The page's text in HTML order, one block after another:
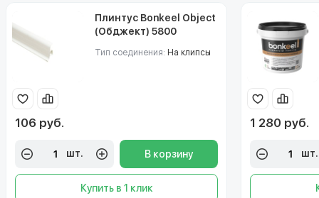
Плинтус Bonkeel Object
(Обджект) 5800
Тип соединения: На клипсы
106 руб.
шт. В корзину
Купить в 1 клик
1 280 руб.
шт.